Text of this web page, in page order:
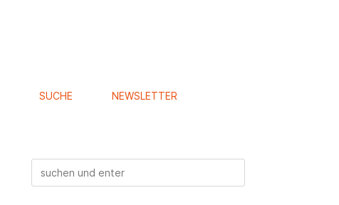
SUCHE NEWSLETTER